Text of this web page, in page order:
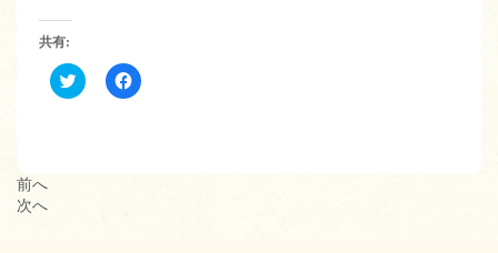
共有:
ク
リ
Facebook
で
前へ
次へ